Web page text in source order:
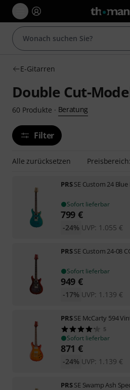
E-Gitarren
Double Cut-
60 Produkte · Beratung
Filter
Alle zurücksetzen
PRSSE Custom 24
Sofort lieferbar
799 €
UVP: 1.055 €
-24%
PRSSE Custom 24-08
Sofort lieferbar
949 €
UVP: 1.139 €
-17%
PRSSE McCarty 594
5
Sofort lieferbar
871 €
UVP: 1.139 €
-24%
PRSSE Swamp Ash